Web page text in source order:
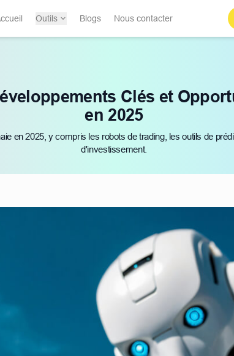
Outils Blogs Nous contacter
Clés et
en 2025
en 2025, y compris les robots de trading, les outils de
d'investissement.